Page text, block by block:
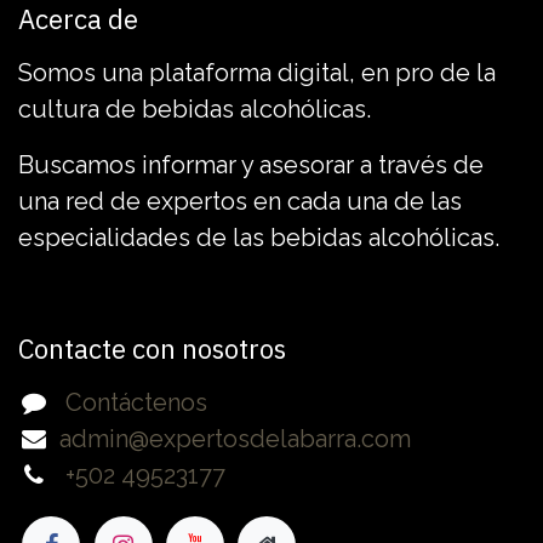
Acerca de
Somos una plataforma digital, en pro de la
cultura de bebidas alcohólicas.
Buscamos informar y asesorar a través de
una red de expertos en cada una de las
especialidades de las bebidas alcohólicas.
Contacte con nosotros
Contáctenos
admin@expertosdelabarra.com
+502 49523177